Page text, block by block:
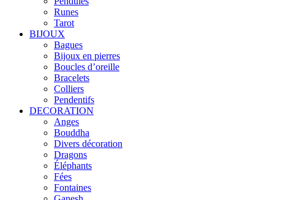
Runes
Tarot
BIJOUX
Bagues
Bijoux en pierres
Boucles d’oreille
Bracelets
Colliers
Pendentifs
DECORATION
Anges
Bouddha
Divers décoration
Dragons
Éléphants
Fées
Fontaines